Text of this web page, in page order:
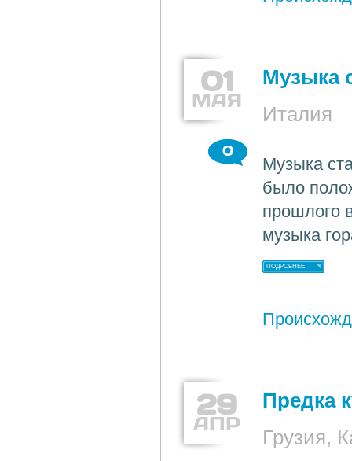
01
МАЯ
Музыка
Италия
0
Музыка
было
прошлого
музыка
ПОДРОБНЕЕ
29
АПР
Предка
Грузия,